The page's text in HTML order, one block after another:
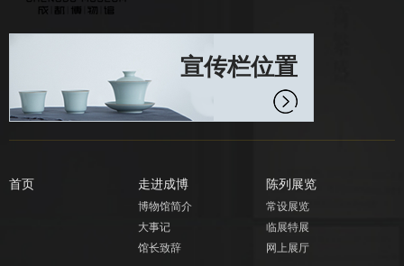
宣传栏位置
首页 走进成博
博物馆简介
大事记
馆长致辞
陈列展览
常设展览
临展特展
网上展厅